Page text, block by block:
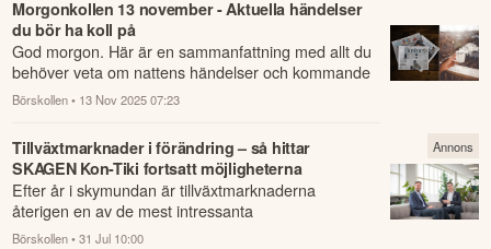
Morgonkollen 13 november - Aktuella händelser
du bör ha koll på
God morgon. Här är en sammanfattning med allt du
behöver veta om nattens händelser och kommande
dagens viktigaste händelser på börsen.
Börskollen • 13 Nov 2025 07:23
Tillväxtmarknader i förändring – så hittar
SKAGEN Kon-Tiki fortsatt möjligheterna
Efter år i skymundan är tillväxtmarknaderna
återigen en av de mest intressanta
investeringsmiljöerna.
Börskollen • 31 Jul 10:00
Annons